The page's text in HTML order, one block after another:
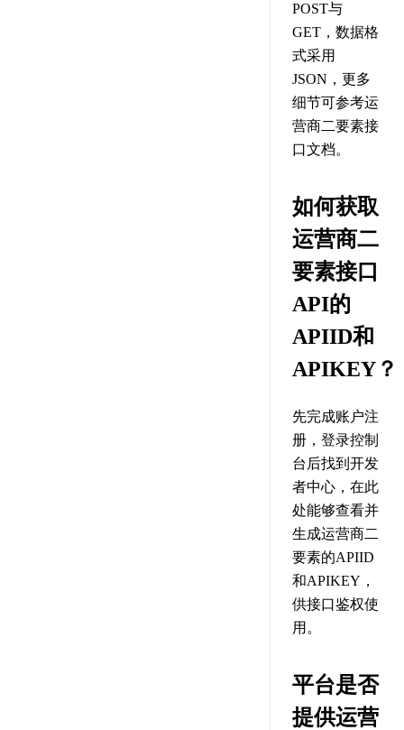
POST与
GET，数据格
式采用
JSON，更多
细节可参考运
营商二要素接
口文档。
如何获取
运营商二
要素接口
API的
APIID和
APIKEY？
先完成账户注
册，登录控制
台后找到开发
者中心，在此
处能够查看并
生成运营商二
要素的APIID
和APIKEY，
供接口鉴权使
用。
平台是否
提供运营